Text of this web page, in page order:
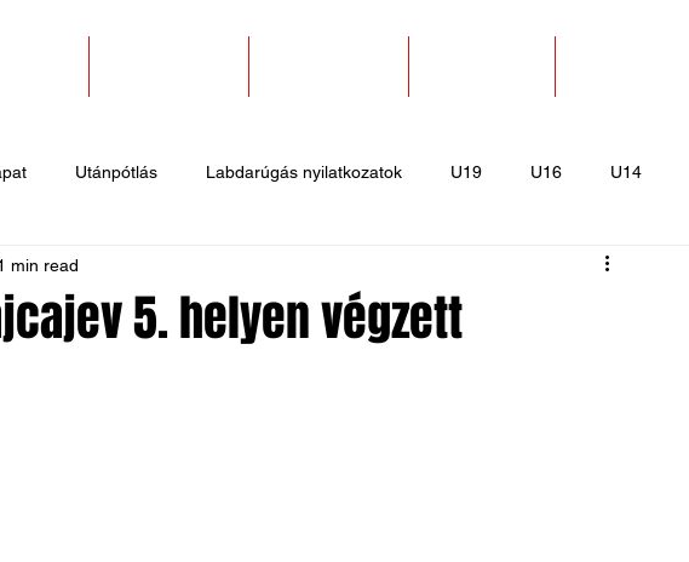
Utánpótlás Labdarúgás nyilatkozatok U19 U16 U14
Sportlövő hírek Kajak-Kenu
5. helyen végzett
min read